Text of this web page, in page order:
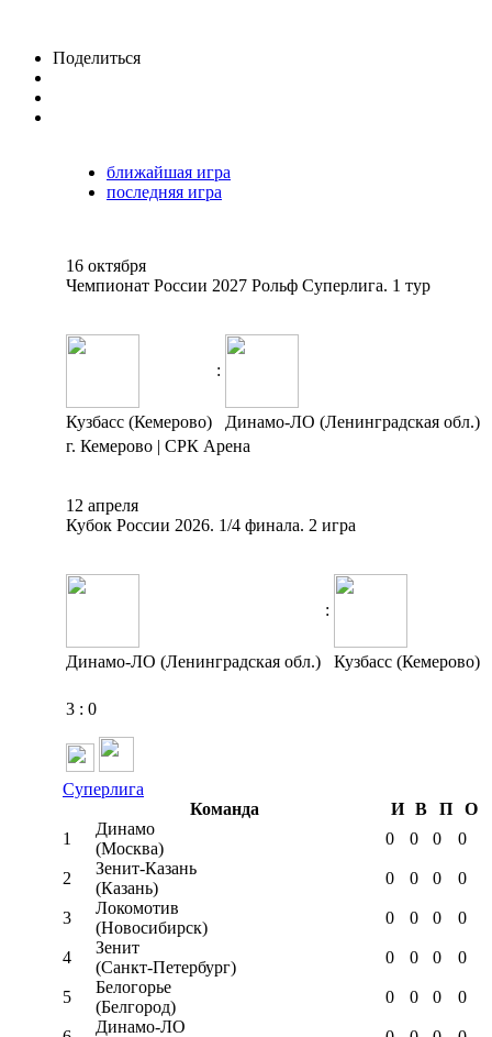
Поделиться
ближайшая игра
последняя игра
16 октября
Чемпионат России 2027 Рольф Суперлига. 1 тур
:
Кузбасс (Кемерово)
Динамо-ЛО (Ленинградская обл.)
г. Кемерово | СРК Арена
12 апреля
Кубок России 2026. 1/4 финала. 2 игра
:
Динамо-ЛО (Ленинградская обл.) Кузбасс (Кемерово)
3 : 0
Суперлига
Команда
И В П
О
1
Динамо
(Москва)
0 0 0 0
2
Зенит-Казань
(Казань)
0 0 0 0
3
Локомотив
(Новосибирск)
0 0 0 0
4
Зенит
(Санкт-Петербург)
0 0 0 0
5
Белогорье
(Белгород)
0 0 0 0
Динамо-ЛО